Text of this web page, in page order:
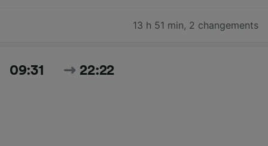
13 h 51 min, 2 changements
09:31 22:22